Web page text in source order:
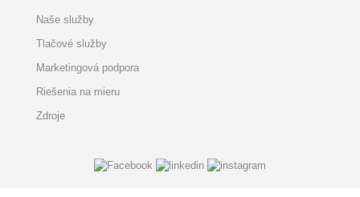
Naše služby
Tlačové služby
Marketingová podpora
Riešenia na mieru
Zdroje